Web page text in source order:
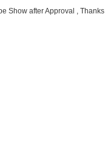
Show after Approval , Thanks